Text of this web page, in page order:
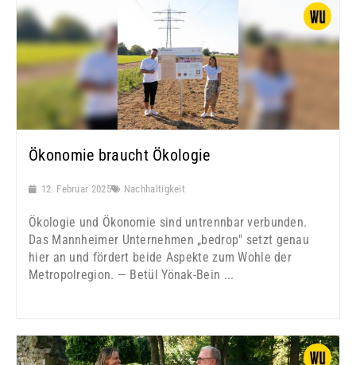
Ökonomie braucht Ökologie
12. Februar 2025 Nachhaltigkeit
Ökologie und Ökonomie sind untrennbar verbunden.
Das Mannheimer Unternehmen „bedrop" setzt genau
hier an und fördert beide Aspekte zum Wohle der
Metropolregion. — Betül Yönak-Bein ...